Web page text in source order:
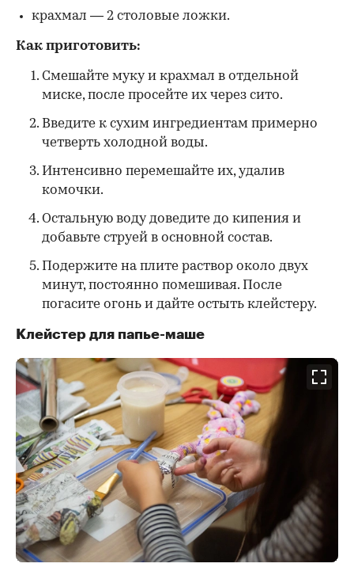
крахмал — 2 столовые ложки.
Как приготовить:
Смешайте муку и крахмал в отдельной
миске, после просейте их через сито.
Введите к сухим ингредиентам примерно
четверть холодной воды.
Интенсивно перемешайте их, удалив
комочки.
Остальную воду доведите до кипения и
добавьте струей в основной состав.
Подержите на плите раствор около двух
минут, постоянно помешивая. После
погасите огонь и дайте остыть клейстеру.
Клейстер для папье-маше